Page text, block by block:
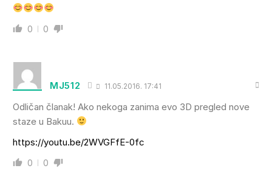
0 0
MJ512 11.05.2016. 17:41
Odličan članak! Ako nekoga zanima evo 3D pregled nove
staze u Bakuu.
https://youtu.be/2WVGFfE-0fc
0 0